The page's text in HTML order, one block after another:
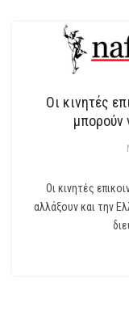
Οι κινητές
μπορούν
Οι κινητές
αλλάξουν και την